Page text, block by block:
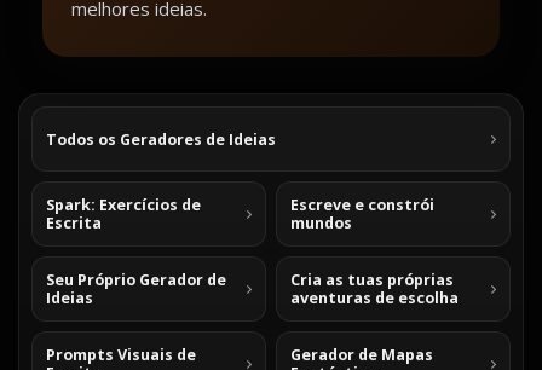
melhores ideias.
Todos os Geradores de Ideias
Spark: Exercícios de
Escrita
Escreve e constrói
mundos
Seu Próprio Gerador de
Ideias
Cria as tuas próprias
aventuras de escolha
Prompts Visuais de
Gerador de Mapas